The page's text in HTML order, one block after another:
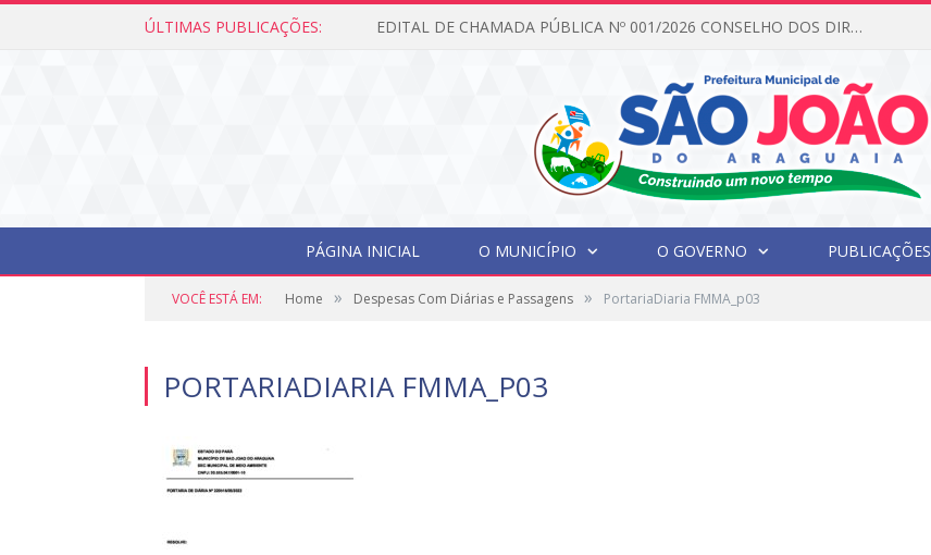
ÚLTIMAS PUBLICAÇÕES: EDITAL DE CHAMADA PÚBLICA Nº 001/2026 CONSELHO DOS DIREITOS DA CRIANÇA E DO ADOLESCENTE
PÁGINA INICIAL O MUNICÍPIO O GOVERNO PUBLICAÇÕES
VOCÊ ESTÁ EM: Home » Despesas Com Diárias e Passagens » PortariaDiaria FMMA_p03
PORTARIADIARIA FMMA_P03